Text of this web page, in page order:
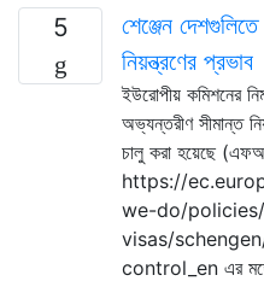
5
শেঞ্জেন
নিয়ন্ত্রণের প্রভাব
ইউরোপীয় কমিশনের
অভ্যন্তরীণ সীমান্ত
চালু করা হয়েছে
https://
we-do/
visas/
control_en এর